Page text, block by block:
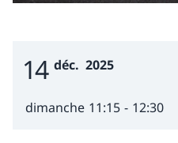
Event Date
14 déc. 2025
dimanche 11:15 - 12:30